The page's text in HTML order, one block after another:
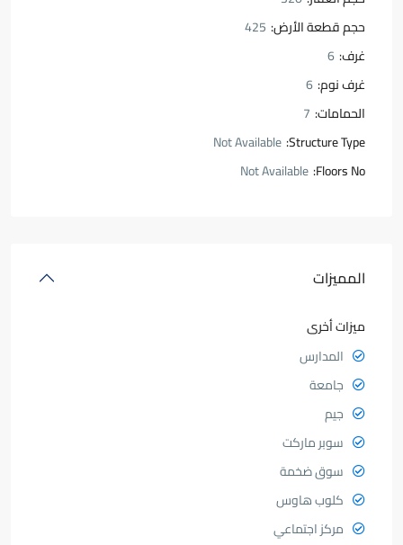
حجم قطعة الأرض: 425
غرف: 6
غرف نوم: 6
الحمامات: 7
Structure Type:
Not Available
Floors No:
Not Available
المميزات
ميزات أخرى
المدارس
جامعة
جيم
سوبر ماركت
سوق ضخمة
كلوب هاوس
مركز اجتماعي